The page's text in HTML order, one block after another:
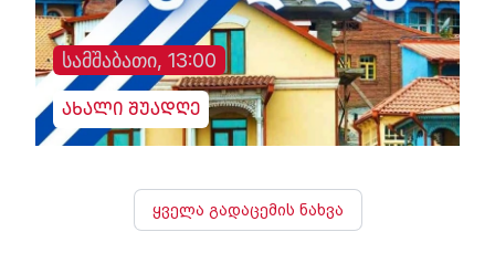
სამშაბათი, 13:00
ახალი შუადღე
ყველა გადაცემის ნახვა